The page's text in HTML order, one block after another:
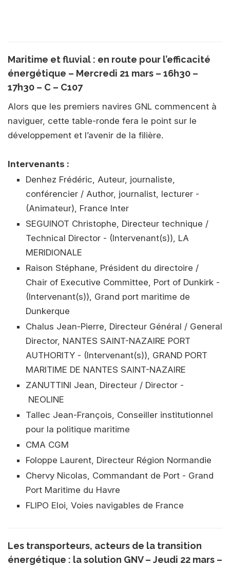
Maritime et fluvial : en route pour l’efficacité
énergétique – Mercredi 21 mars – 16h30 –
17h30 – C – C107
Alors que les premiers navires GNL commencent à
naviguer, cette table-ronde fera le point sur le
développement et l’avenir de la filière.
Intervenants :
Denhez Frédéric, Auteur, journaliste,
conférencier / Author, journalist, lecturer -
(Animateur), France Inter
SEGUINOT Christophe, Directeur technique /
Technical Director - (Intervenant(s)), LA
MERIDIONALE
Raison Stéphane, Président du directoire /
Chair of Executive Committee, Port of Dunkirk -
(Intervenant(s)), Grand port maritime de
Dunkerque
Chalus Jean-Pierre, Directeur Général / General
Director, NANTES SAINT-NAZAIRE PORT
AUTHORITY - (Intervenant(s)), GRAND PORT
MARITIME DE NANTES SAINT-NAZAIRE
ZANUTTINI Jean, Directeur / Director -
NEOLINE
Tallec Jean-François, Conseiller institutionnel
pour la politique maritime
CMA CGM
Foloppe Laurent, Directeur Région Normandie
Chervy Nicolas, Commandant de Port - Grand
Port Maritime du Havre
FLIPO Eloi, Voies navigables de France
Les transporteurs, acteurs de la transition
énergétique : la solution GNV – Jeudi 22 mars –